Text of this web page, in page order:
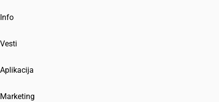
Info
Vesti
Aplikacija
Marketing